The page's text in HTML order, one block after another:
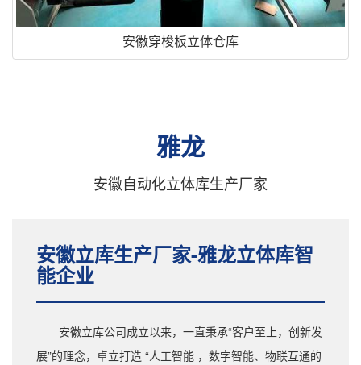
安徽穿梭板立体仓库
雅龙
安徽自动化立体库生产厂家
安徽立库生产厂家-雅龙立体库智
能企业
安徽立库公司成立以来，一直秉承“客户至上，创新发
展”的理念，卓立打造 “人工智能 ，数字智能、物联互通的